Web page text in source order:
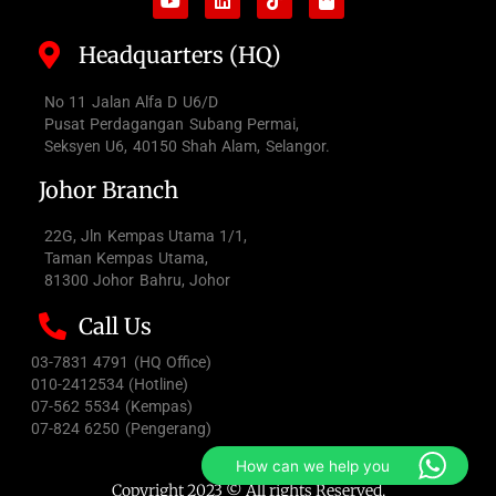
Headquarters (HQ)
No 11 Jalan Alfa D U6/D
Pusat Perdagangan Subang Permai,
Seksyen U6, 40150 Shah Alam, Selangor.
Johor Branch
22G, Jln Kempas Utama 1/1,
Taman Kempas Utama,
81300 Johor Bahru, Johor
Call Us
03-7831 4791 (HQ Office)
010-2412534 (Hotline)
07-562 5534 (Kempas)
07-824 6250 (Pengerang)
Copyright 2023 © All rights Reserved.
How can we help you